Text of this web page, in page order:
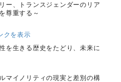
ー、トランスジェンダーのリア
尊重する～
クを表示
を生きる歴史をたどり、未来に
マイノリティの現実と差別の構